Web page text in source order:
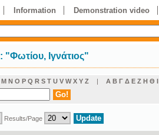
Information Demonstration video
: "Φωτίου, Ιγνάτιος"
M N O P Q R S T U V W X Y Z | Α Β Γ Δ Ε Ζ Η Θ Ι
Results/Page